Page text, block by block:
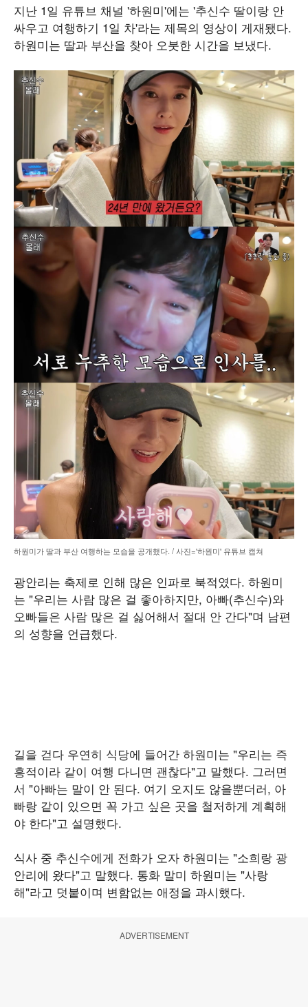
지난 1일 유튜브 채널 '하원미'에는 '추신수 딸이랑 안
싸우고 여행하기 1일 차'라는 제목의 영상이 게재됐다.
하원미는 딸과 부산을 찾아 오붓한 시간을 보냈다.
하원미가 딸과 부산 여행하는 모습을 공개했다. / 사진='하원미' 유튜브 캡쳐
광안리는 축제로 인해 많은 인파로 북적였다. 하원미
는 "우리는 사람 많은 걸 좋아하지만, 아빠(추신수)와
오빠들은 사람 많은 걸 싫어해서 절대 안 간다"며 남편
의 성향을 언급했다.
길을 걷다 우연히 식당에 들어간 하원미는 "우리는 즉
흥적이라 같이 여행 다니면 괜찮다"고 말했다. 그러면
서 "아빠는 말이 안 된다. 여기 오지도 않을뿐더러, 아
빠랑 같이 있으면 꼭 가고 싶은 곳을 철저하게 계획해
야 한다"고 설명했다.
식사 중 추신수에게 전화가 오자 하원미는 "소희랑 광
안리에 왔다"고 말했다. 통화 말미 하원미는 "사랑
해"라고 덧붙이며 변함없는 애정을 과시했다.
ADVERTISEMENT